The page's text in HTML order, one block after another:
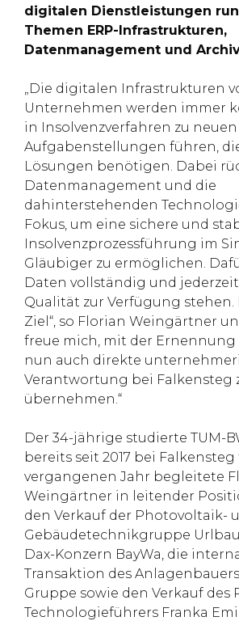
digitalen Dienstleistungen
Themen ERP-Infrastrukturen,
Datenmanagement und
„Die digitalen Infrastrukturen
Unternehmen werden immer
in Insolvenzverfahren zu neuen
Aufgabenstellungen führen,
Lösungen benötigen. Dabei
Datenmanagement und die
dahinterstehenden
Fokus, um eine sichere und
Insolvenzprozessführung im
Gläubiger zu ermöglichen.
Daten vollständig und
Qualität zur Verfügung stehen.
Ziel“, so Florian Weingärtner
freue mich, mit der Ernennung
nun auch direkte
Verantwortung bei Falkensteg
übernehmen.“
Der 34-jährige studierte TUM-
bereits seit 2017 bei
vergangenen Jahr begleitete
Weingärtner in leitender
den Verkauf der Photovoltaik-
Gebäudetechnikgruppe
Dax-Konzern BayWa, die
Transaktion des
Gruppe sowie den Verkauf des
Technologieführers Franka